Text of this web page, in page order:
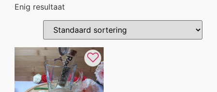
Enig resultaat